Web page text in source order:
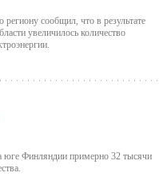
сообщил, что в результате
увеличилось количество
юге Финляндии примерно 32 тысячи